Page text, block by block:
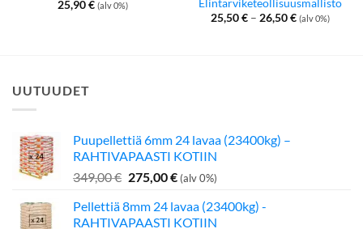
25,90€ (alv 0%)
Elintarviketeollisuusmallisto
25,50€ – 26,50€Hintaluokka:
25,50 €
(alv 0%)
UUTUUDET
Puupellettiä 6mm 24 lavaa (23400kg) –
RAHTIVAPAASTI KOTIIN
349,00€ Alkuperäinen
oli:
275,00€Nykyinen
on:
(alv 0%)
Pellettiä 8mm 24 lavaa (23400kg) -
RAHTIVAPAASTI KOTIIN